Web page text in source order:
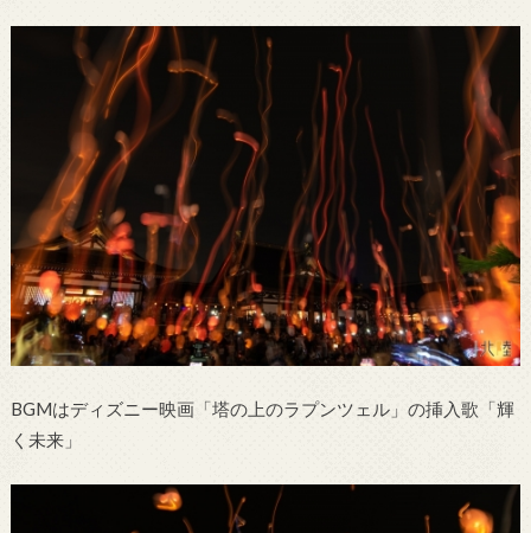
BGMはディズニー映画「塔の上のラプンツェル」の挿入歌「輝
く未来」